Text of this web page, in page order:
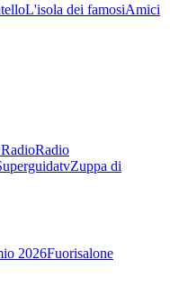
L'isola dei famosiAmici
Radio
Zuppa di
2026Fuorisalone